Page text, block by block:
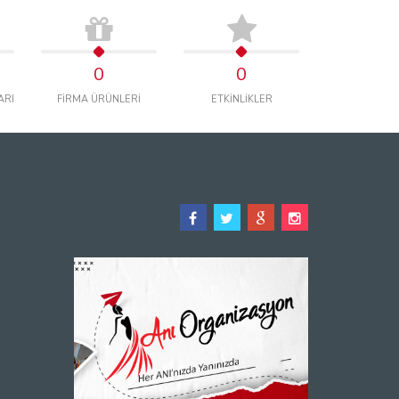
0
FİRMA ÜRÜNLERİ
0
ETKİNLİKLER